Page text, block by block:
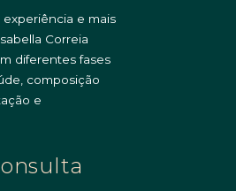
experiência e mais
Correia
diferentes fases
composição
e